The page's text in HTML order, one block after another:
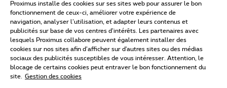
Conditions d'utilisation Accessibility statement
Tous droits réservés. © 2026 Proximus
Conditions générales, info consommateur
Proximus installe des cookies sur ses sites web pour assurer le bon
fonctionnement de ceux-ci, améliorer votre expérience de
navigation, analyser l’utilisation, et adapter leurs contenus et
publicités sur base de vos centres d’intérêts. Les partenaires avec
lesquels Proximus collabore peuvent également installer des
cookies sur nos sites afin d’afficher sur d'autres sites ou des médias
sociaux des publicités susceptibles de vous intéresser. Attention, le
blocage de certains cookies peut entraver le bon fonctionnement du
site.
Gestion des cookies